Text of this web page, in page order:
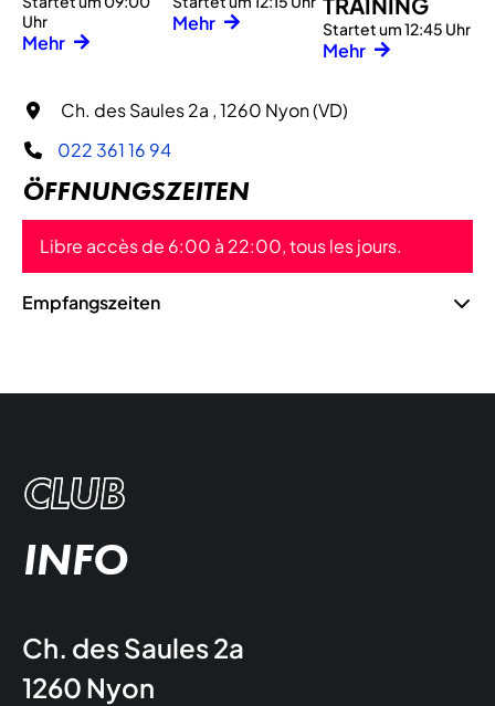
Uhr
Mehr
Mehr Startet um 12:45 Uhr
Mehr
Ch. des Saules 2a , 1260 Nyon (VD)
022 361 16 94
ÖFFNUNGSZEITEN
Libre accès de 6:00 à 22:00, tous les jours.
Empfangszeiten
CLUB
INFO
Ch. des Saules 2a
1260 Nyon